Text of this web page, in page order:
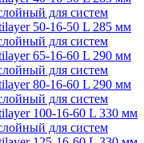
для систем
50-16-50 L 285 мм
для систем
65-16-60 L 290 мм
для систем
80-16-60 L 290 мм
для систем
100-16-60 L 330 мм
для систем